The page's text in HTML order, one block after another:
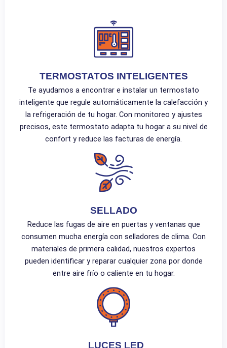
TERMOSTATOS INTELIGENTES
Te ayudamos a encontrar e instalar un termostato
inteligente que regule automáticamente la calefacción y
la refrigeración de tu hogar. Con monitoreo y ajustes
precisos, este termostato adapta tu hogar a su nivel de
confort y reduce las facturas de energía.
SELLADO
Reduce las fugas de aire en puertas y ventanas que
consumen mucha energía con selladores de clima. Con
materiales de primera calidad, nuestros expertos
pueden identificar y reparar cualquier zona por donde
entre aire frío o caliente en tu hogar.
LUCES LED